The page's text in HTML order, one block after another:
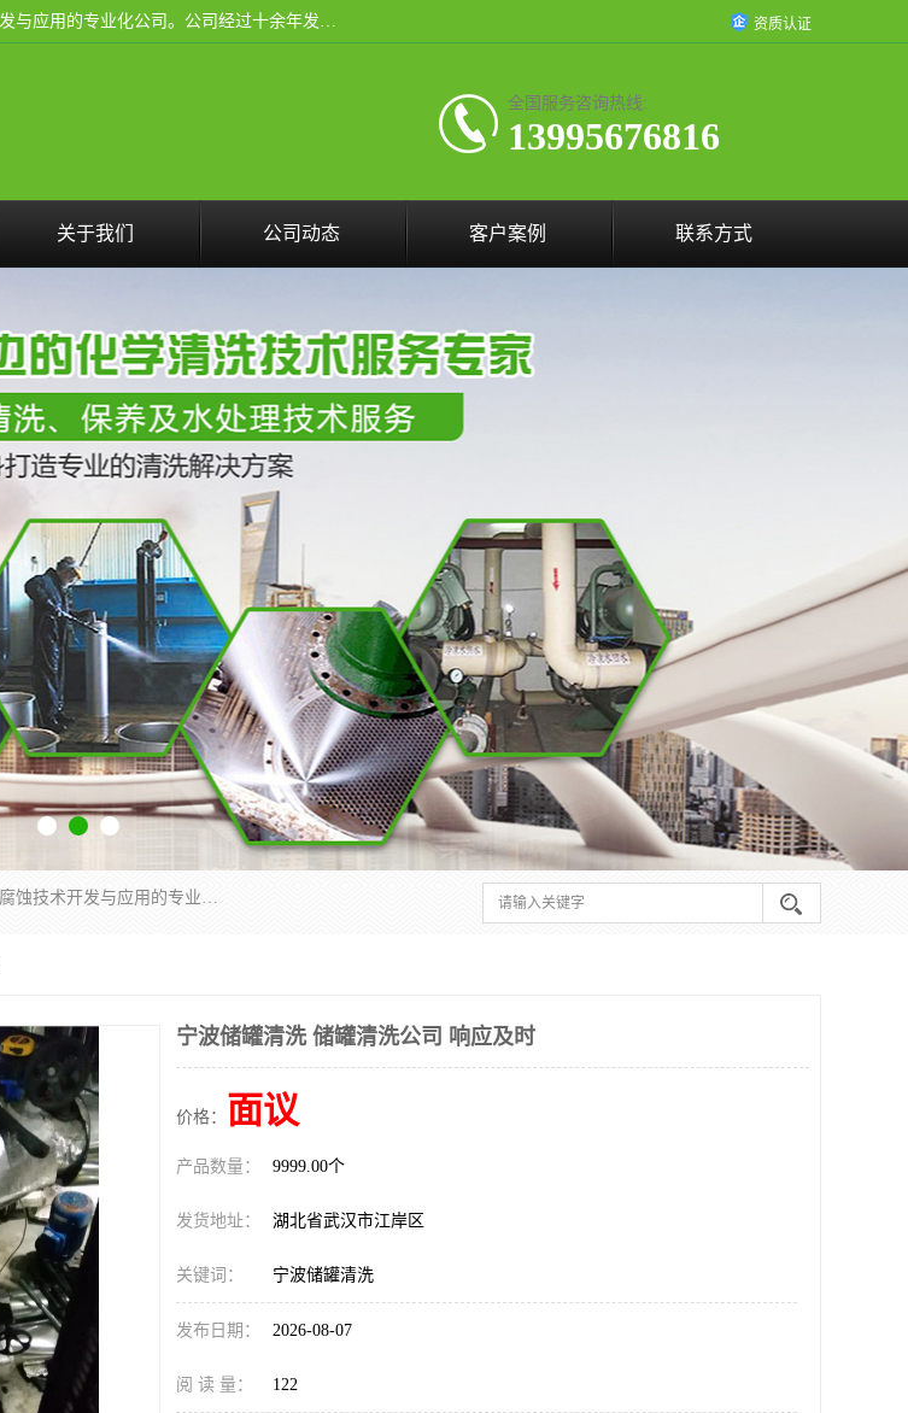
武汉洁利友环境技术有限公司是从事工业民用设备清洗、水处理、金属防腐蚀技术开发与应用的专业化公司。公司经过十余年发展积累了丰富的清洗经验，服务过的客户达到500余家，清洗的各类工业设备共计3000余台。 资质认证
全国服务咨询热线:
13995676816
关于我们 公司动态 客户案例 联系方式
武汉洁利友环境技术有限公司是从事工业民用设备清洗、水处理、金属防腐蚀技术开发与应用的专业化公司。公司经过十余年发展积累了丰富的清洗经验，服务过的客户达到500余家，清洗的各类工业设备共计3000余台。
宁波储罐清洗 储罐清洗公司 响应及时
价格： 面议
产品数量： 9999.00个
发货地址： 湖北省武汉市江岸区
关键词： 宁波储罐清洗
发布日期： 2026-08-07
阅 读 量： 122